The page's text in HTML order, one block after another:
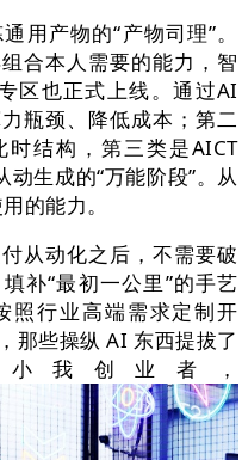
产物的“产物司理”。
合本人需要的能力，智
区也正式上线。通过AI
瓶颈、降低成本；第二
时结构，第三类是AICT
生成的“万能阶段”。从
的能力。
动化之后，不需要破
补“最初一公里”的手艺
照行业高端需求定制开
那些操纵 AI 东西提拔了
我创业者，